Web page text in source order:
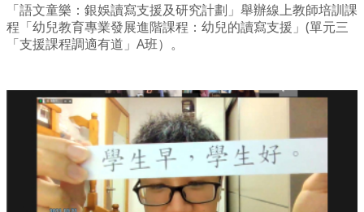
「語文童樂：銀娛讀寫支援及研究計劃」舉辦線上教師培訓課
程「幼兒教育專業發展進階課程：幼兒的讀寫支援」(單元三
「支援課程調適有道」A班）。